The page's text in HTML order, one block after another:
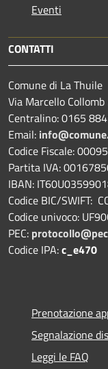
Eventi
CONTATTI
Comune di La Thuile
Via Marcello
Centralino: 0165
Email:
Codice Fiscale:
Partita IVA:
IBAN:
Codice BIC/SWIFT:
Codice univoco:
PEC:
Codice IPA:c_e470
Prenotazione
Segnalazione
Leggi le FAQ